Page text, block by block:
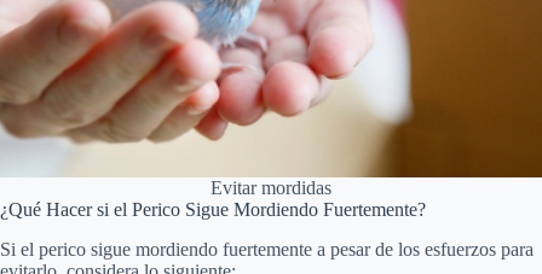
Evitar mordidas
¿Qué Hacer si el Perico Sigue Mordiendo Fuertemente?
Si el perico sigue mordiendo fuertemente a pesar de los esfuerzos para